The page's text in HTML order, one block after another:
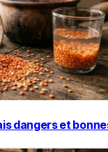
dangers et